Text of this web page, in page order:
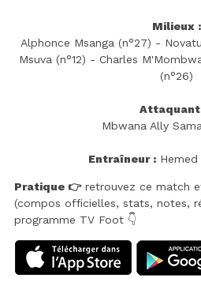
Milieux :
Alphonce Msanga (n°27) -
Msuva (n°12) - Charles
(n°26)
Mbwana Ally
Entraîneur :Hemed
Pratique 👉retrouvez ce match
(compos officielles, stats, notes,
programme TV Foot 👇